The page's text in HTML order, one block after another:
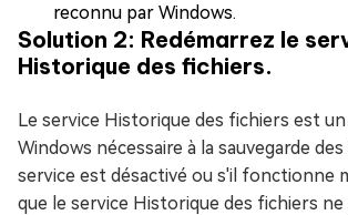
reconnu par Windows.
Solution 2: Redémarrez le
Historique des fichiers.
Le service Historique des fichiers est
Windows nécessaire à la sauvegarde
service est désactivé ou s'il fonctionne
que le service Historique des fichiers ne